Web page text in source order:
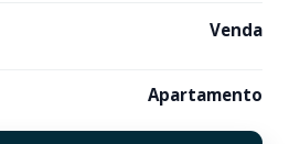
Venda
Apartamento